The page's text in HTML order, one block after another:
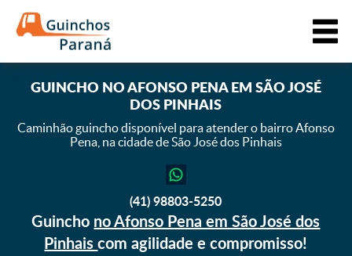
GUINCHONO AFONSO PENA EM SÃO JOSÉ
DOS PINHAIS
Caminhão guincho disponível para atender o bairro Afonso
Pena, na cidade de São José dos Pinhais
(41) 98803-5250
Guincho no Afonso Pena em São José dos
Pinhaiscom agilidade e compromisso!